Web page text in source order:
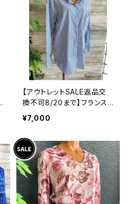
【アウトレットSALE返品交
換不可8/20まで】フランス
インポート・BIGシャツ｜ピ
ンストライプ デザインシャ
ロングシャツ/ブルー
¥7,000